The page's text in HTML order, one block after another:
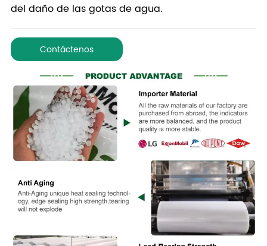
del daño de las gotas de agua.
Contáctenos